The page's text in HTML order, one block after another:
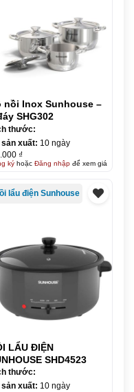
nồi Inox Sunhouse –
3 đáy SHG302
thước:
sản xuất: 10 ngày
₫
kýhoặc Đăng nhậpđể xem giá
lẩu điện Sunhouse
LẨU ĐIỆN
SHD4523
thước:
sản xuất: 10 ngày